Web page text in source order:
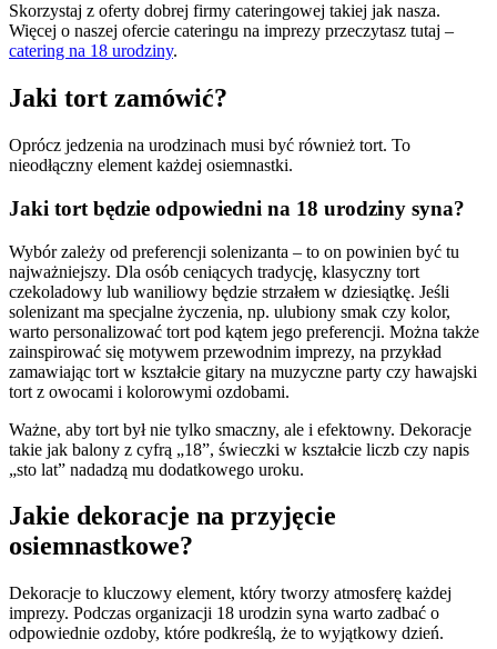
Skorzystaj z oferty dobrej firmy cateringowej takiej jak nasza.
Więcej o naszej ofercie cateringu na imprezy przeczytasz tutaj –
catering na 18 urodziny.
Jaki tort zamówić?
Oprócz jedzenia na urodzinach musi być również tort. To
nieodłączny element każdej osiemnastki.
Jaki tort będzie odpowiedni na 18 urodziny syna?
Wybór zależy od preferencji solenizanta – to on powinien być tu
najważniejszy. Dla osób ceniących tradycję, klasyczny tort
czekoladowy lub waniliowy będzie strzałem w dziesiątkę. Jeśli
solenizant ma specjalne życzenia, np. ulubiony smak czy kolor,
warto personalizować tort pod kątem jego preferencji. Można także
zainspirować się motywem przewodnim imprezy, na przykład
zamawiając tort w kształcie gitary na muzyczne party czy hawajski
tort z owocami i kolorowymi ozdobami.
Ważne, aby tort był nie tylko smaczny, ale i efektowny. Dekoracje
takie jak balony z cyfrą „18”, świeczki w kształcie liczb czy napis
„sto lat” nadadzą mu dodatkowego uroku.
Jakie dekoracje na przyjęcie
osiemnastkowe?
Dekoracje to kluczowy element, który tworzy atmosferę każdej
imprezy. Podczas organizacji 18 urodzin syna warto zadbać o
odpowiednie ozdoby, które podkreślą, że to wyjątkowy dzień.